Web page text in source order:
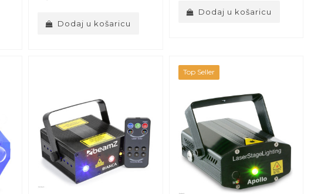
Dodaj u košaricu
Dodaj u košaricu
Top Seller